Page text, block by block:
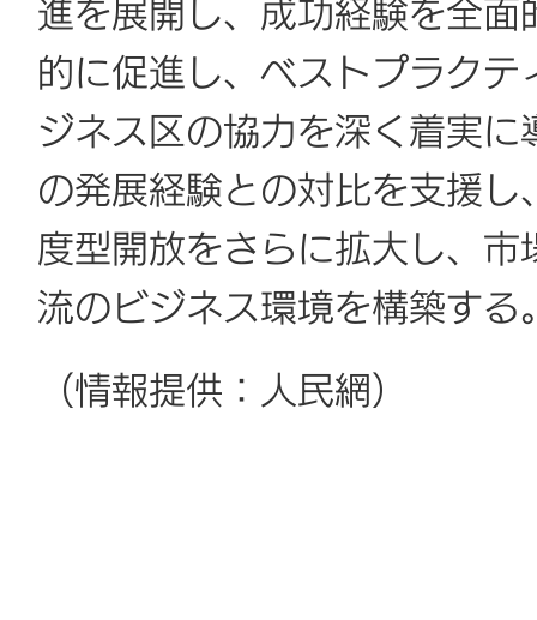
進を展開し、成功経験を全
的に促進し、ベストプラク
ジネス区の協力を深く着実
の発展経験との対比を支援
度型開放をさらに拡大し、
流のビジネス環境を構築する
（情報提供：人民網）